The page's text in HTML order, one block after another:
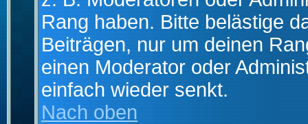
Rang haben. Bitte belästige
Beiträgen, nur um deinen
einen Moderator oder
einfach wieder senkt.
Nach oben